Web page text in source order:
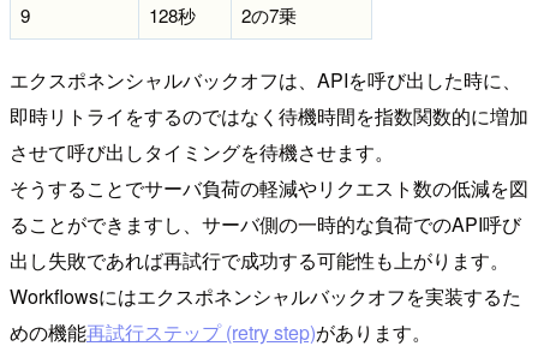
9
128秒 2の7乗
エクスポネンシャルバックオフは、APIを呼び出した時に、
即時リトライをするのではなく待機時間を指数関数的に増加
させて呼び出しタイミングを待機させます。
そうすることでサーバ負荷の軽減やリクエスト数の低減を図
ることができますし、サーバ側の一時的な負荷でのAPI呼び
出し失敗であれば再試行で成功する可能性も上がります。
Workflowsにはエクスポネンシャルバックオフを実装するた
めの機能再試行ステップ (retry step)があります。